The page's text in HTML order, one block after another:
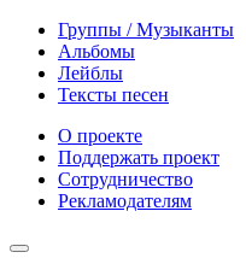
Группы / Музыканты
Альбомы
Лейблы
Тексты песен
О проекте
Поддержать проект
Сотрудничество
Рекламодателям